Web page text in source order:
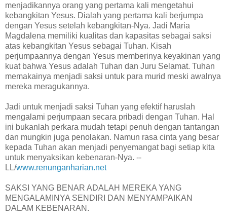
menjadikannya orang yang pertama kali mengetahui
kebangkitan Yesus. Dialah yang pertama kali berjumpa
dengan Yesus setelah kebangkitan-Nya. Jadi Maria
Magdalena memiliki kualitas dan kapasitas sebagai saksi
atas kebangkitan Yesus sebagai Tuhan. Kisah
perjumpaannya dengan Yesus memberinya keyakinan yang
kuat bahwa Yesus adalah Tuhan dan Juru Selamat. Tuhan
memakainya menjadi saksi untuk para murid meski awalnya
mereka meragukannya.
Jadi untuk menjadi saksi Tuhan yang efektif haruslah
mengalami perjumpaan secara pribadi dengan Tuhan. Hal
ini bukanlah perkara mudah tetapi penuh dengan tantangan
dan mungkin juga penolakan. Namun rasa cinta yang besar
kepada Tuhan akan menjadi penyemangat bagi setiap kita
untuk menyaksikan kebenaran-Nya. --
LL/www.renunganharian.net
SAKSI YANG BENAR ADALAH MEREKA YANG
MENGALAMINYA SENDIRI DAN MENYAMPAIKAN
DALAM KEBENARAN.